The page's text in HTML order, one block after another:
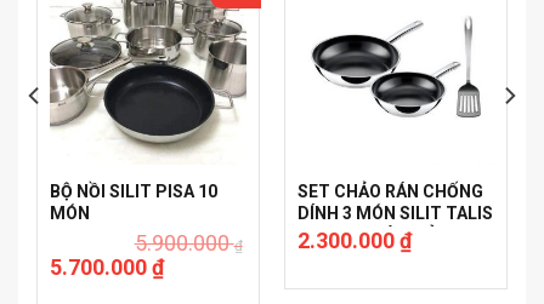
BỘ NỒI SILIT PISA 10
MÓN
5.900.000₫
5.700.000₫
SET CHẢO RÁN CHỐNG
DÍNH 3 MÓN SILIT TALIS
20-24CM KÈM XẺNG
2.300.000₫